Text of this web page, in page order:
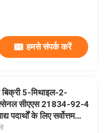
हमसे संपर्क करें
5-मिथाइल-2-
सीएएस 21834-92-4
पदार्थों के लिए सर्वोत्तम